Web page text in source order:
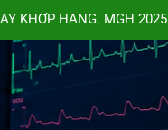
KHỚP HÁNG. MGH 2025
SỐNG. BARASH 2025
PHẪU THUẬT. MGH 2025